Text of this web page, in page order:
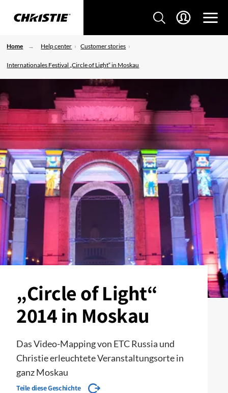
Home Help center Customer stories
Internationales Festival „Circle of Light“ in Moskau
„Circle of Light“
2014 in Moskau
Das Video-Mapping von ETC Russia und
Christie erleuchtete Veranstaltungsorte in
ganz Moskau
Teile diese Geschichte